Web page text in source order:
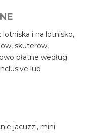
lotniska i na lotnisko,
skuterów,
płatne według
lub
jacuzzi, mini